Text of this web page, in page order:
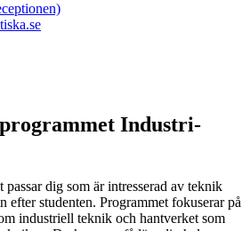
Industri­
dig som är intresserad av teknik
efter studenten. Programmet fokuserar på
industriell teknik och hantverket som